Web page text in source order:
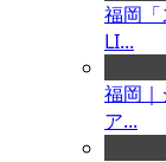
福岡「
LI...
福岡
ア...